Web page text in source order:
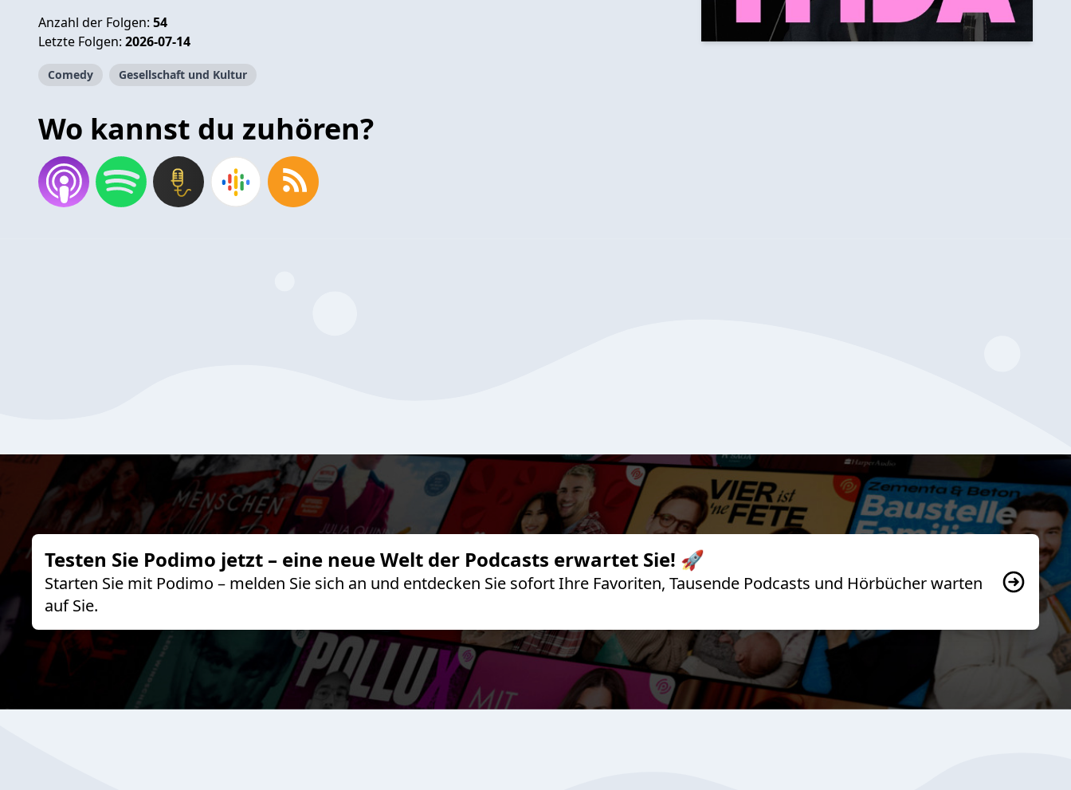
Anzahl der Folgen: 54
Letzte Folgen: 2026-07-14
Comedy Gesellschaft und Kultur
Wo kannst du zuhören?
Testen Sie Podimo jetzt – eine neue Welt der Podcasts erwartet Sie! 🚀
Starten Sie mit Podimo – melden Sie sich an und entdecken Sie sofort Ihre Favoriten, Tausende Podcasts und Hörbücher warten
auf Sie.